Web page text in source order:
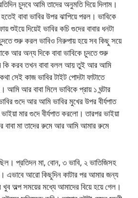
চুদবে আমি তাদের অনুমতি দিয়ে দিলাম।
বাবা ভাবির উপর ঝাপিয়ে পরল। ভাবিকে
শুইয়ে দিয়েই ভাবির কচি গুদের বাবার ধনটা
শুরু করল ভাবিও নিরুপায় হয়ে সব কিছু সয়ে
আর অন্য দিকে বাবা ভাবিকে চুদতে শুরু
করব তখন বাবা বলল আয় তুই আর আমি
সেই কাজ ভাবির টাইট পোদটা ফাটাতে
আর বাবা মিলে ভাবিকে প্রায় ১ ঘন্টার
গুদে আর আমি ভাবির মুখের উপর বীর্যপাত
মার গুদে বীর্যপাত করলো। তারপর ভাইয়া
বাবা মা তাদের রুমে আর আমি আমার রুমে
প্রতিদন মা, বোন, ৩ ভাবি, ২ ভাতিজিসহ
এভাবে আরো কিছুদিন কাটার পর আমার জন্য
অল্প সময়ের মধ্যে আমাদের বিয়ে হয়ে গেল।